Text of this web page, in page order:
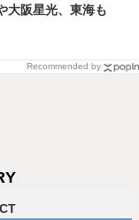
大阪星光、東海も
Recommended by